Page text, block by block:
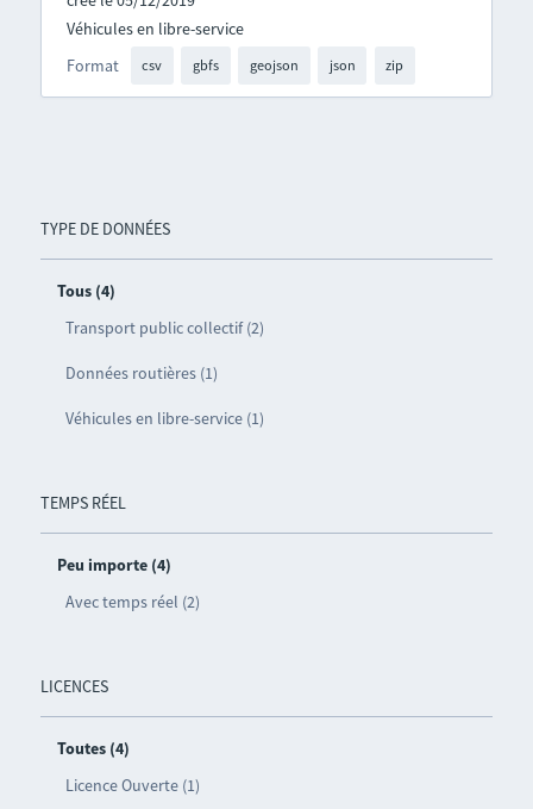
TYPE DE DONNÉES
Tous (4)
Transport public collectif (2)
Données routières (1)
Véhicules en libre-service (1)
TEMPS RÉEL
Peu importe (4)
Avec temps réel (2)
LICENCES
Toutes (4)
Licence Ouverte (1)
Format csv gbfs geojson json zip
Véhicules en libre-service